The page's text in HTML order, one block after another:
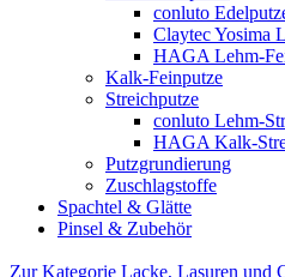
conluto
Claytec Yosima
HAGA Lehm-
Kalk-Feinputze
Streichputze
conluto Lehm-
HAGA Kalk-
Putzgrundierung
Zuschlagstoffe
Spachtel & Glätte
Pinsel & Zubehör
Zur Kategorie Lacke, Lasuren und